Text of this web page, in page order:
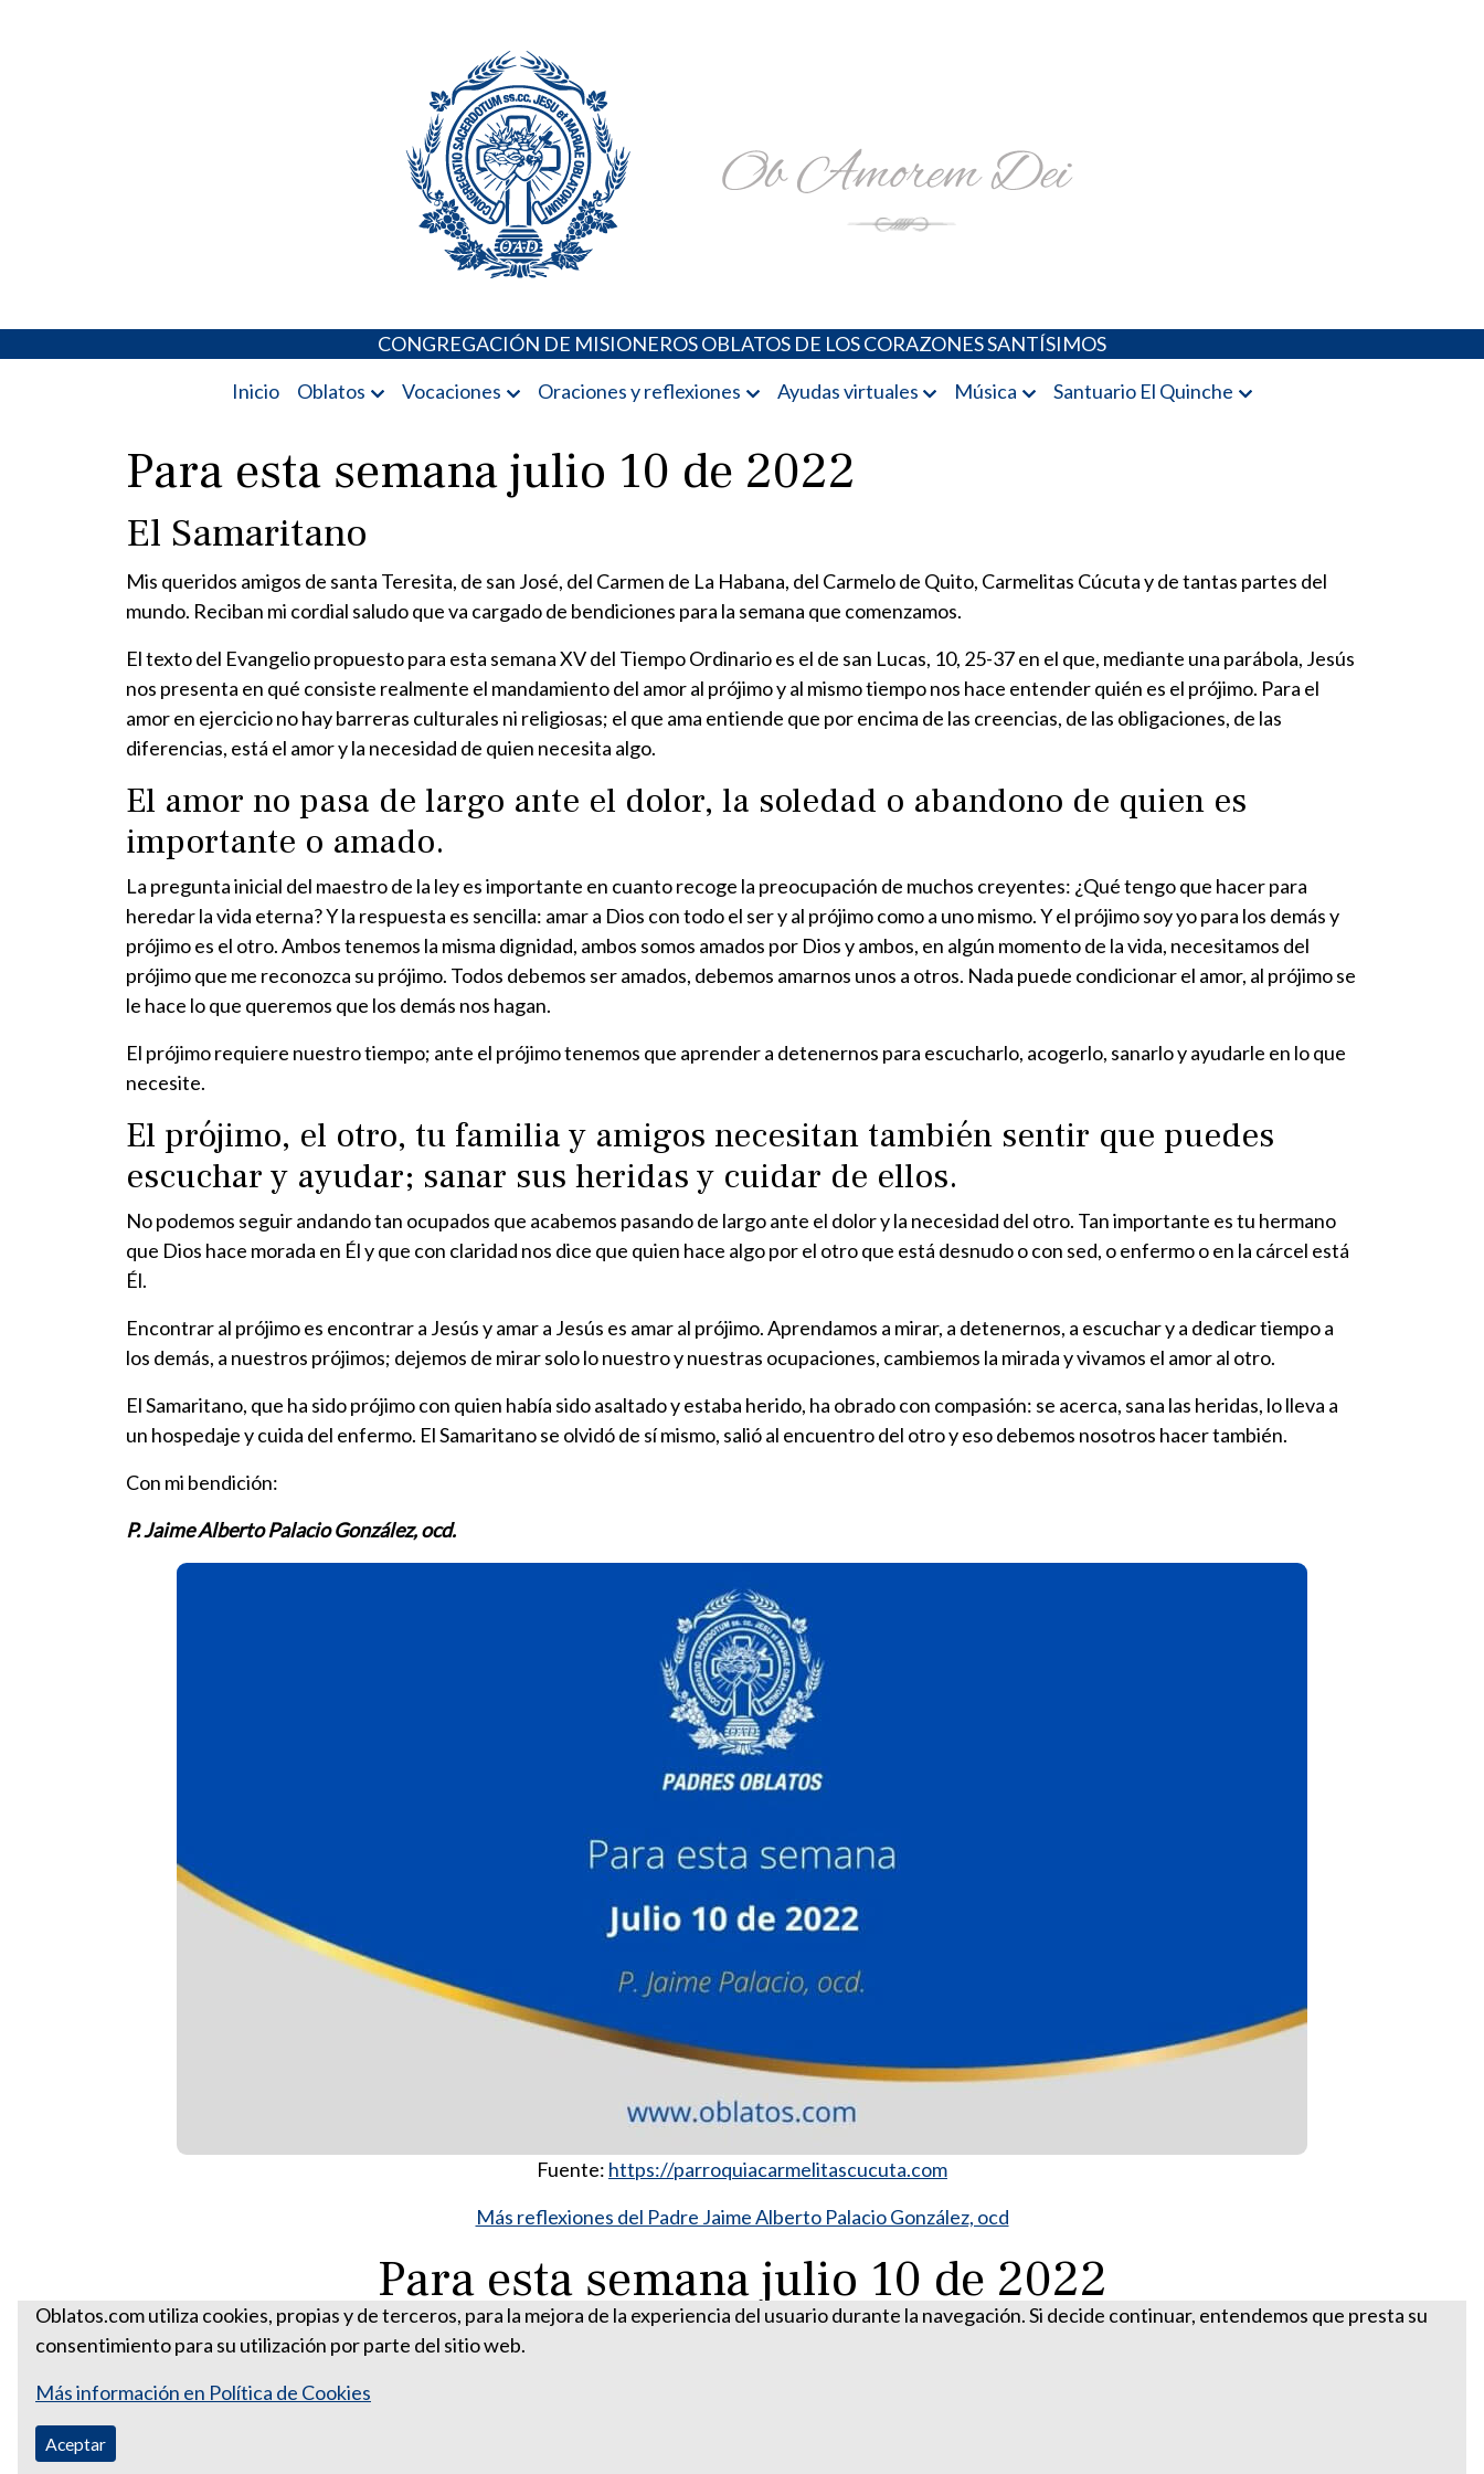
CONGREGACIÓN DE MISIONEROS OBLATOS DE LOS CORAZONES SANTÍSIMOS
Inicio
Oblatos Vocaciones Oraciones y reflexiones Ayudas virtuales Música Santuario El Quinche
Para esta semana julio 10 de 2022
El Samaritano
Mis queridos amigos de santa Teresita, de san José, del Carmen de La Habana, del Carmelo de Quito, Carmelitas Cúcuta y de tantas partes del
mundo. Reciban mi cordial saludo que va cargado de bendiciones para la semana que comenzamos.
El texto del Evangelio propuesto para esta semana XV del Tiempo Ordinario es el de san Lucas, 10, 25-37 en el que, mediante una parábola, Jesús
nos presenta en qué consiste realmente el mandamiento del amor al prójimo y al mismo tiempo nos hace entender quién es el prójimo. Para el
amor en ejercicio no hay barreras culturales ni religiosas; el que ama entiende que por encima de las creencias, de las obligaciones, de las
diferencias, está el amor y la necesidad de quien necesita algo.
El amor no pasa de largo ante el dolor, la soledad o abandono de quien es
importante o amado.
La pregunta inicial del maestro de la ley es importante en cuanto recoge la preocupación de muchos creyentes: ¿Qué tengo que hacer para
heredar la vida eterna? Y la respuesta es sencilla: amar a Dios con todo el ser y al prójimo como a uno mismo. Y el prójimo soy yo para los demás y
prójimo es el otro. Ambos tenemos la misma dignidad, ambos somos amados por Dios y ambos, en algún momento de la vida, necesitamos del
prójimo que me reconozca su prójimo. Todos debemos ser amados, debemos amarnos unos a otros. Nada puede condicionar el amor, al prójimo se
le hace lo que queremos que los demás nos hagan.
El prójimo requiere nuestro tiempo; ante el prójimo tenemos que aprender a detenernos para escucharlo, acogerlo, sanarlo y ayudarle en lo que
necesite.
El prójimo, el otro, tu familia y amigos necesitan también sentir que puedes
escuchar y ayudar; sanar sus heridas y cuidar de ellos.
No podemos seguir andando tan ocupados que acabemos pasando de largo ante el dolor y la necesidad del otro. Tan importante es tu hermano
que Dios hace morada en Él y que con claridad nos dice que quien hace algo por el otro que está desnudo o con sed, o enfermo o en la cárcel está
Él.
Encontrar al prójimo es encontrar a Jesús y amar a Jesús es amar al prójimo. Aprendamos a mirar, a detenernos, a escuchar y a dedicar tiempo a
los demás, a nuestros prójimos; dejemos de mirar solo lo nuestro y nuestras ocupaciones, cambiemos la mirada y vivamos el amor al otro.
El Samaritano, que ha sido prójimo con quien había sido asaltado y estaba herido, ha obrado con compasión: se acerca, sana las heridas, lo lleva a
un hospedaje y cuida del enfermo. El Samaritano se olvidó de sí mismo, salió al encuentro del otro y eso debemos nosotros hacer también.
Con mi bendición:
P. Jaime Alberto Palacio González, ocd.
Fuente: https://parroquiacarmelitascucuta.com
Más reflexiones del Padre Jaime Alberto Palacio González, ocd
Para esta semana julio 10 de 2022
Oblatos.com utiliza cookies, propias y de terceros, para la mejora de la experiencia del usuario durante la navegación. Si decide continuar, entendemos que presta su
consentimiento para su utilización por parte del sitio web.
Más información en Política de Cookies
Aceptar